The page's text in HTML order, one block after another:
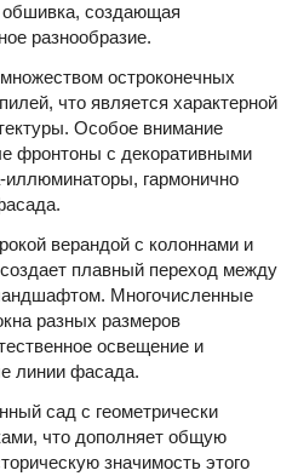
обшивка, создающая
разнообразие.
остроконечных
что является характерной
Особое внимание
фронтоны с декоративными
иллюминаторы, гармонично
верандой с колоннами и
плавный переход между
Многочисленные
разных размеров
освещение и
линии фасада.
сад с геометрически
что дополняет общую
значимость этого